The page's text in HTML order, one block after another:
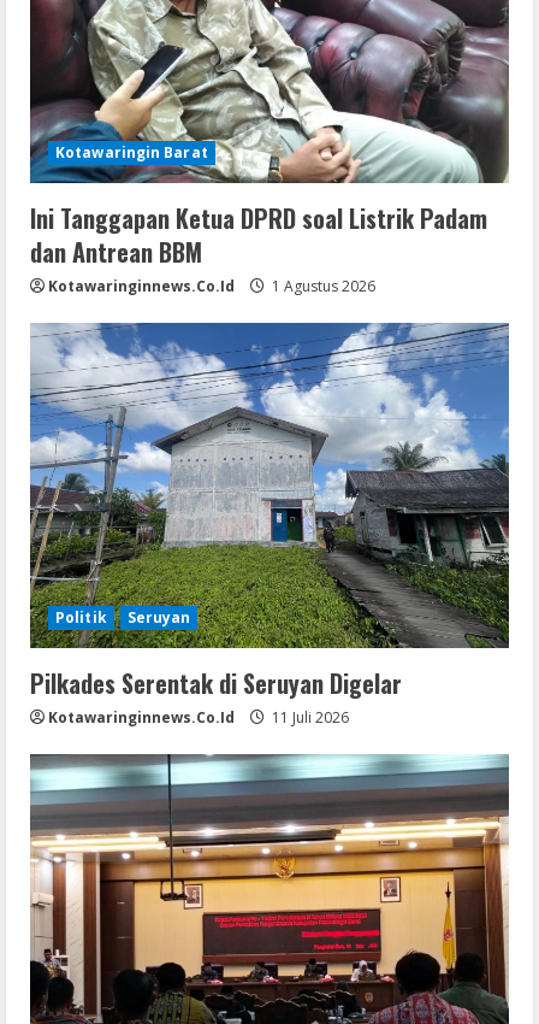
Kotawaringin Barat
Ini Tanggapan Ketua DPRD soal Listrik Padam
dan Antrean BBM
Kotawaringinnews.co.id 1 Agustus 2026
Politik Seruyan
Pilkades Serentak di Seruyan Digelar
Kotawaringinnews.co.id 11 Juli 2026